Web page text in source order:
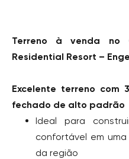
Terreno à venda no
Residential Resort –
Excelente terreno com
fechado de alto padrão
Ideal para
confortável em
da região